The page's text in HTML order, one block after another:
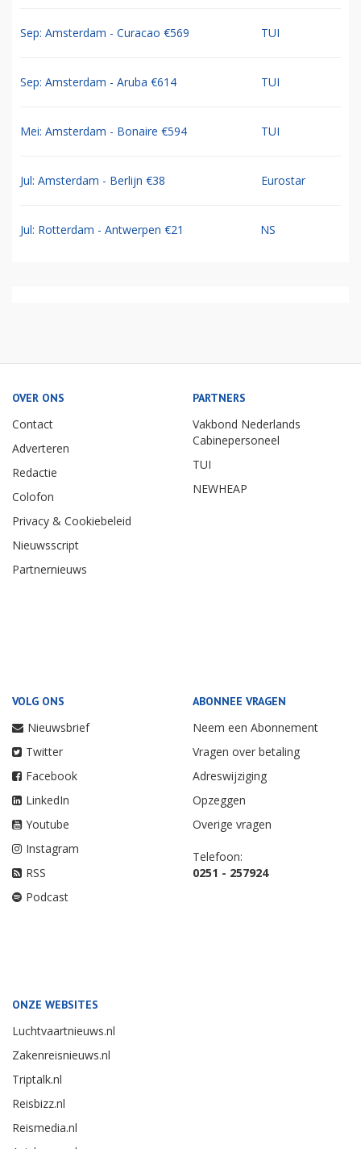
Sep: Amsterdam - Curacao €569 TUI
Sep: Amsterdam - Aruba €614 TUI
Mei: Amsterdam - Bonaire €594 TUI
Jul: Amsterdam - Berlijn €38 Eurostar
Jul: Rotterdam - Antwerpen €21 NS
OVER ONS
Contact
Adverteren
Redactie
Colofon
Privacy & Cookiebeleid
Nieuwsscript
Partnernieuws
PARTNERS
Vakbond Nederlands
Cabinepersoneel
TUI
NEWHEAP
VOLG ONS
Nieuwsbrief
Twitter
Facebook
LinkedIn
Youtube
Instagram
RSS
Podcast
ABONNEE VRAGEN
Neem een Abonnement
Vragen over betaling
Adreswijziging
Opzeggen
Overige vragen
Telefoon:
0251 - 257924
ONZE WEBSITES
Luchtvaartnieuws.nl
Zakenreisnieuws.nl
Triptalk.nl
Reisbizz.nl
Reismedia.nl